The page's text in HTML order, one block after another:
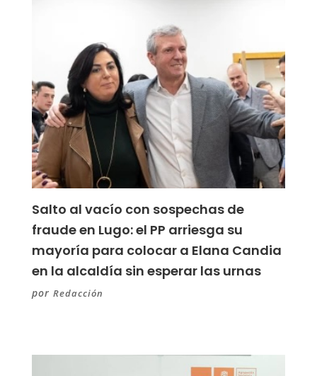
Salto al vacío con sospechas de
fraude en Lugo: el PP arriesga su
mayoría para colocar a Elana Candia
en la alcaldía sin esperar las urnas
por Redacción